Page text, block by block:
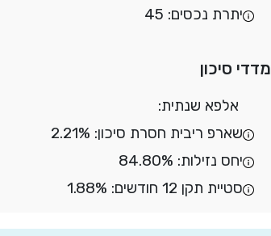
יתרת נכסים: 45
מדדי סיכון
אלפא שנתית:
שארפ ריבית חסרת סיכון: 2.21%
יחס נזילות: 84.80%
סטיית תקן 12 חודשים: 1.88%